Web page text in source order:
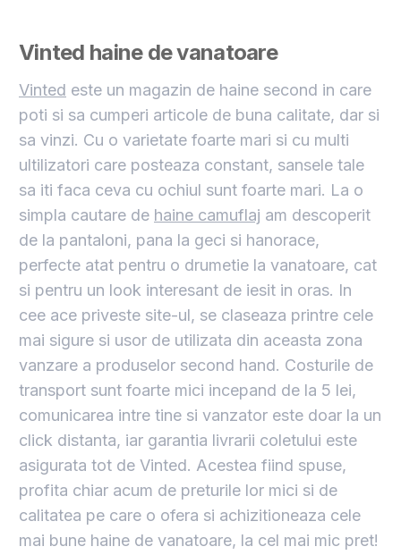
Vinted haine de vanatoare
Vinted este un magazin de haine second in care
poti si sa cumperi articole de buna calitate, dar si
sa vinzi. Cu o varietate foarte mari si cu multi
ultilizatori care posteaza constant, sansele tale
sa iti faca ceva cu ochiul sunt foarte mari. La o
simpla cautare de haine camuflaj am descoperit
de la pantaloni, pana la geci si hanorace,
perfecte atat pentru o drumetie la vanatoare, cat
si pentru un look interesant de iesit in oras. In
cee ace priveste site-ul, se claseaza printre cele
mai sigure si usor de utilizata din aceasta zona
vanzare a produselor second hand. Costurile de
transport sunt foarte mici incepand de la 5 lei,
comunicarea intre tine si vanzator este doar la un
click distanta, iar garantia livrarii coletului este
asigurata tot de Vinted. Acestea fiind spuse,
profita chiar acum de preturile lor mici si de
calitatea pe care o ofera si achizitioneaza cele
mai bune haine de vanatoare, la cel mai mic pret!